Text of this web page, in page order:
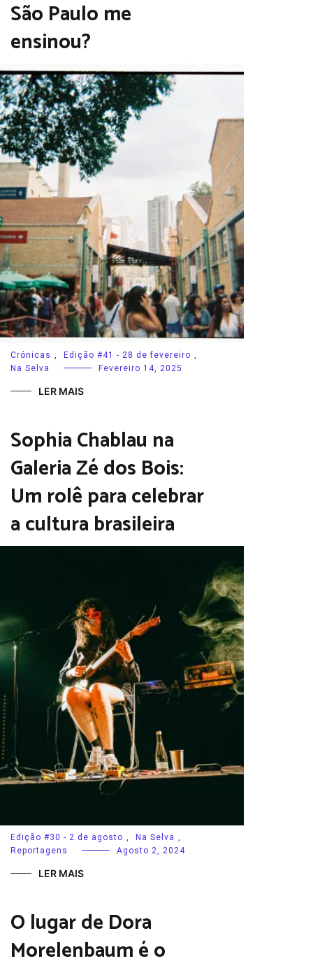
São Paulo me
ensinou?
Crónicas , Edição #41 - 28 de fevereiro ,
Na Selva
Fevereiro 14, 2025
LER MAIS
Sophia Chablau na
Galeria Zé dos Bois:
Um rolê para celebrar
a cultura brasileira
Edição #30 - 2 de agosto , Na Selva ,
Reportagens
Agosto 2, 2024
LER MAIS
O lugar de Dora
Morelenbaum é o